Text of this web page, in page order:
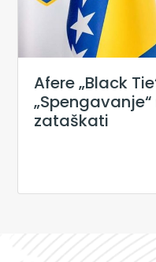
Afere „Black
zataškati